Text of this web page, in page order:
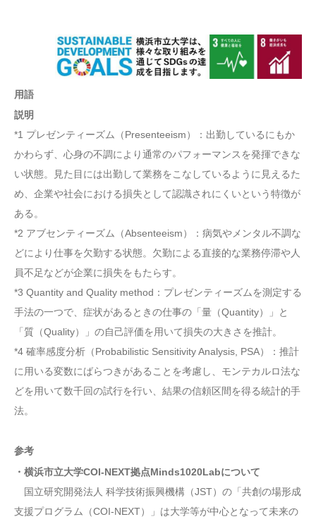
用語
説明
*1 プレゼンティーズム（Presenteeism）：出勤しているにもか
かわらず、心身の不調により通常のパフォーマンスを発揮できな
い状態。見た目には出勤して業務をこなしているように見えるた
め、企業や社会における損失として認識されにくいという特徴が
ある。
*2 アブセンティーズム（Absenteeism）：病気やメンタル不調な
どにより仕事を欠勤する状態。欠勤による直接的な業務停滞や人
員不足などが企業に損失をもたらす。
*3 Quantity and Quality method：プレゼンティーズムを測定する
手法の一つで、症状があるときの仕事の「量（Quantity）」と
「質（Quality）」の自己評価を用いて損失の大きさを推計。
*4 確率感度分析（Probabilistic Sensitivity Analysis, PSA）：推計
に用いる変数にばらつきがあることを考慮し、モンテカルロ法な
どを用いて数千回の試行を行い、結果の信頼区間を得る統計的手
法。
参考
・横浜市立大学COI-NEXT拠点Minds1020Labについて
国立研究開発法人 科学技術振興機構（JST）の「共創の場形成
支援プログラム（COI-NEXT）」は大学等が中心となって未来の